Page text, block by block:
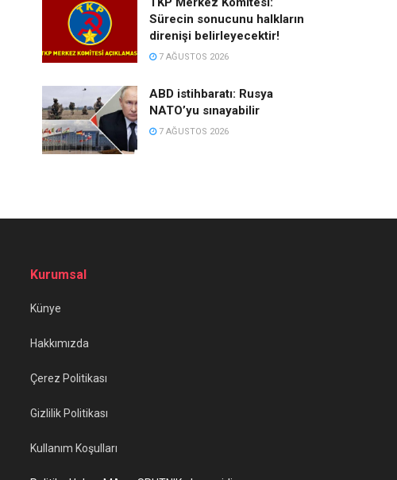
Sürecin sonucunu halkların
direnişi belirleyecektir!
7 AĞUSTOS 2026
ABD istihbaratı: Rusya
NATO’yu sınayabilir
7 AĞUSTOS 2026
Kurumsal
Künye
Hakkımızda
Çerez Politikası
Gizlilik Politikası
Kullanım Koşulları